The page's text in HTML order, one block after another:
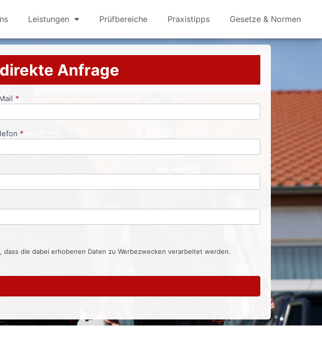
Leistungen Prüfbereiche Praxistipps Gesetze & Normen
Anfrage
*
*
die dabei erhobenen Daten zu Werbezwecken verarbeitet werden.